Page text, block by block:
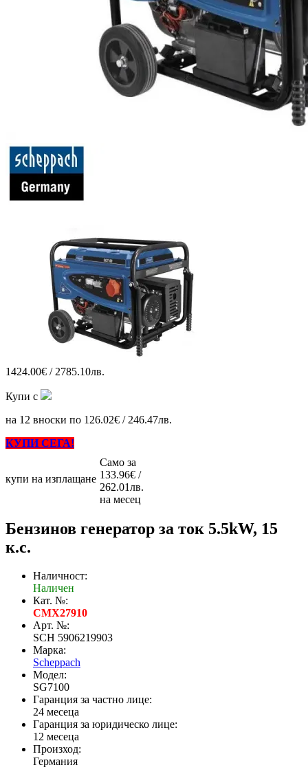
1424.00€ / 2785.10лв.
Купи с
на 12 вноски по 126.02€ / 246.47лв.
КУПИ СЕГА!
купи на изплащане
Само за
133.96€ /
262.01лв.
на месец
Бензинов генератор за ток 5.5kW, 15
к.с.
Наличност:
Наличен
Кат. №:
CMX27910
Арт. №:
SCH 5906219903
Марка:
Scheppach
Модел:
SG7100
Гаранция за частно лице:
24 месеца
Гаранция за юридическо лице:
12 месеца
Произход:
Германия